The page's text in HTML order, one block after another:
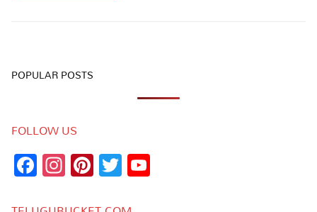
Articles
Devotional
Christianity
Hindi
Tamil
POPULAR POSTS
FOLLOW US
Facebook
Instagram
Pinterest
Twitter